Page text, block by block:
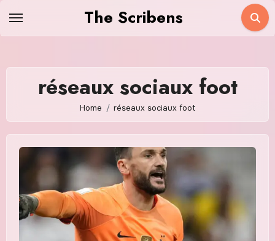
The Scribens
réseaux sociaux foot
Home réseaux sociaux foot